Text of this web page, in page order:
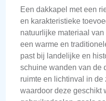
Een dakkapel met een
en karakteristieke
natuurlijke materiaal van
een warme en
past bij landelijke en
schuine wanden van de
ruimte en lichtinval in de
waardoor deze geschikt